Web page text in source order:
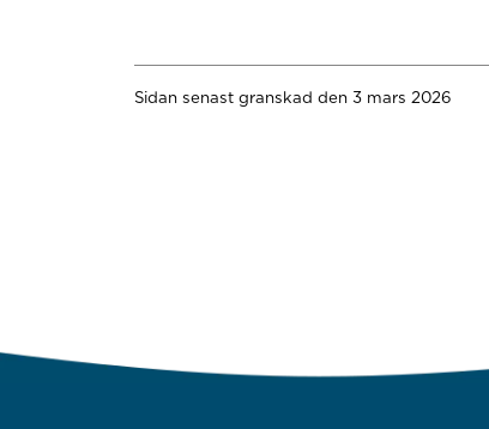
Sidan senast granskad den 3 mars 2026